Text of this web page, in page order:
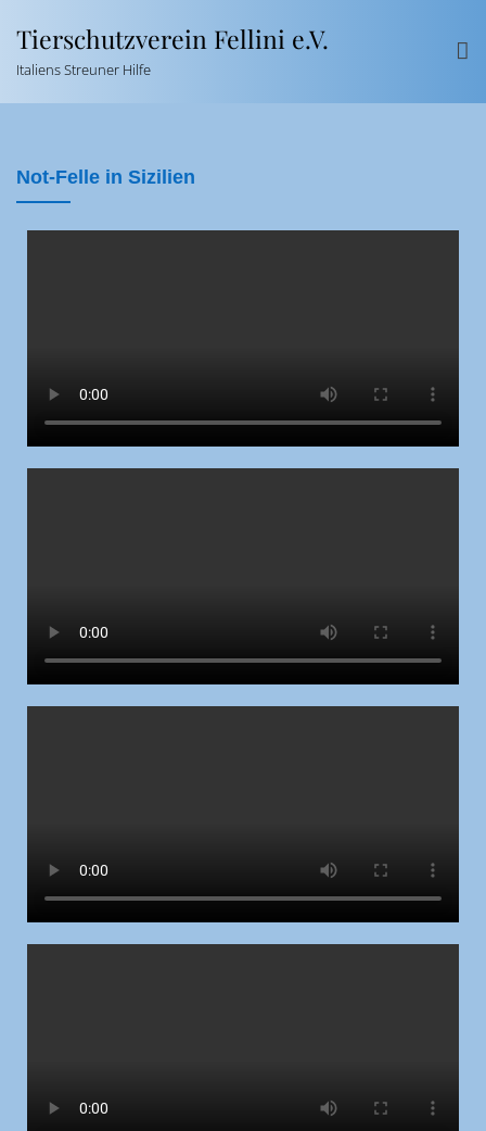
Tierschutzverein Fellini e.V.
Italiens Streuner Hilfe
Not-Felle in Sizilien